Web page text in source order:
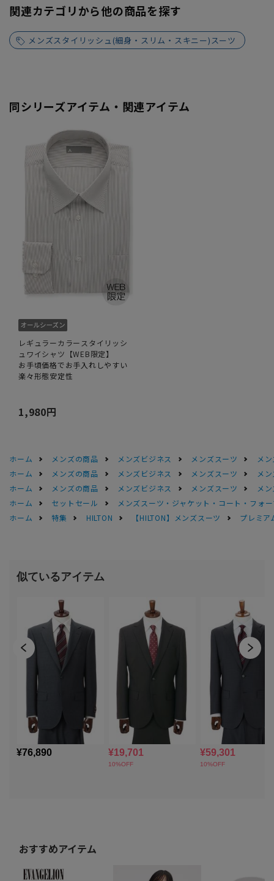
関連カテゴリから他の商品を探す
メンズスタイリッシュ(細身・スリム・スキニー)スーツ
同シリーズアイテム・関連アイテム
レギュラーカラースタイリッシ
ュワイシャツ【WEB限定】
お手頃価格でお手入れしやすい
楽々形態安定性
1,980円
ホーム メンズの商品 メンズビジネス メンズスーツ
メ
ホーム
メンズの商品 メンズビジネス メンズスーツ
メ
ホーム
メンズの商品 メンズビジネス メンズスーツ
メ
ホーム
セットセール
メンズスーツ・ジャケット・コート・フォ
ホーム
特集 HILTON 【HILTON】メンズスーツ プレミア